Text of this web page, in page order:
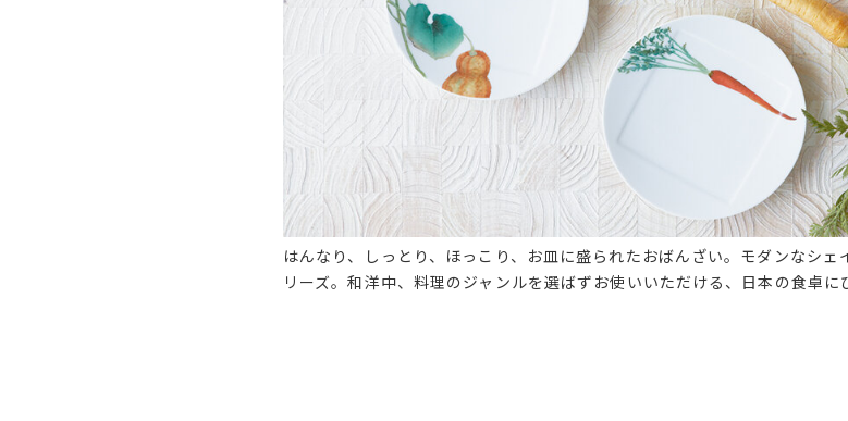
はんなり、しっとり、ほっこり、お皿に盛られたおばんざい。モダンなシ
リーズ。和洋中、料理のジャンルを選ばずお使いいただける、日本の食卓に